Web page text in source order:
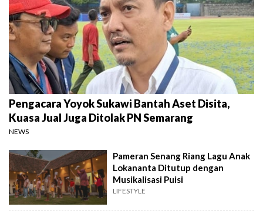
Pengacara Yoyok Sukawi Bantah Aset Disita,
Kuasa Jual Juga Ditolak PN Semarang
NEWS
Pameran Senang Riang Lagu Anak
Lokananta Ditutup dengan
Musikalisasi Puisi
LIFESTYLE